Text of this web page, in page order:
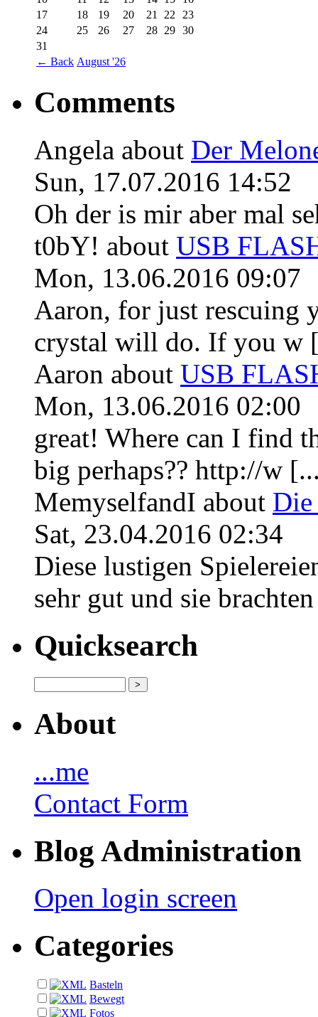
← Back August '26
17
18 19 20 21 22
23
24
25 26 27 28 29 30
31
Comments
Angela about Der
Sun, 17.07.2016 14:52
Oh der is mir aber mal
t0bY! about USB
Mon, 13.06.2016 09:07
Aaron, for just rescuing
crystal will do. If you w
Aaron about USB
Mon, 13.06.2016 02:00
great! Where can I find
big perhaps?? http://w
MemyselfandI about Die
Sat, 23.04.2016 02:34
Diese lustigen
sehr gut und sie
Quicksearch
About
...me
Contact Form
Blog Administration
Open login screen
Categories
Basteln
Bewegt
Fotos